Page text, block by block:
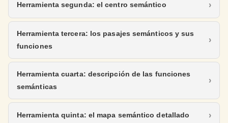
Herramienta segunda: el centro semántico
Herramienta tercera: los pasajes semánticos y sus
funciones
Herramienta cuarta: descripción de las funciones
semánticas
Herramienta quinta: el mapa semántico detallado